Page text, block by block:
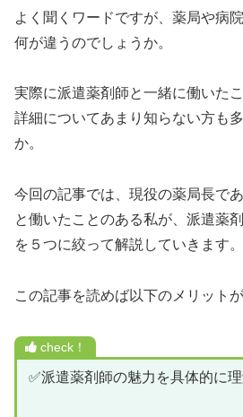
よく聞くワードですが、薬局や病
何が違うのでしょうか。
実際に派遣薬剤師と一緒に働いた
詳細についてあまり知らない方も
か。
今回の記事では、現役の薬局長で
と働いたことのある私が、派遣薬
を５つに絞って解説していきます。
この記事を読めば以下のメリット
check！
✅派遣薬剤師の魅力を具体的に